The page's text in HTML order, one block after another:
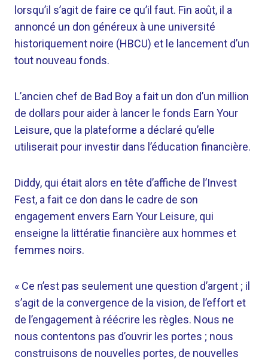
lorsqu’il s’agit de faire ce qu’il faut. Fin août, il a
annoncé un don généreux à une université
historiquement noire (HBCU) et le lancement d’un
tout nouveau fonds.
L’ancien chef de Bad Boy a fait un don d’un million
de dollars pour aider à lancer le fonds Earn Your
Leisure, que la plateforme a déclaré qu’elle
utiliserait pour investir dans l’éducation financière.
Diddy, qui était alors en tête d’affiche de l’Invest
Fest, a fait ce don dans le cadre de son
engagement envers Earn Your Leisure, qui
enseigne la littératie financière aux hommes et
femmes noirs.
« Ce n’est pas seulement une question d’argent ; il
s’agit de la convergence de la vision, de l’effort et
de l’engagement à réécrire les règles. Nous ne
nous contentons pas d’ouvrir les portes ; nous
construisons de nouvelles portes, de nouvelles